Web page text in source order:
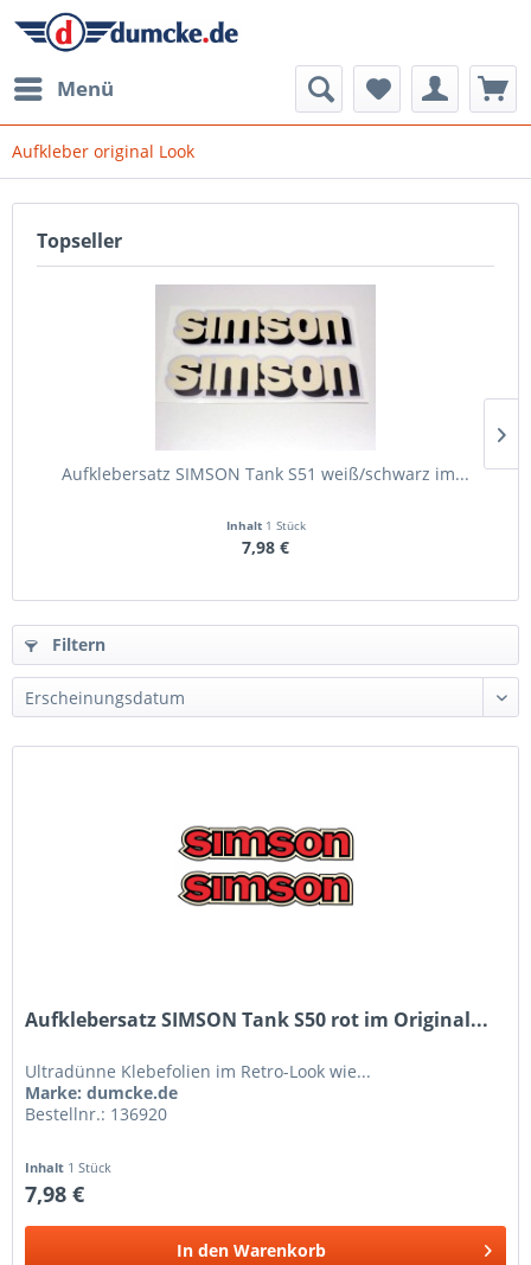
Menü
Aufkleber original Look
Topseller
Aufklebersatz SIMSON Tank S51 weiß/schwarz im...
Inhalt 1 Stück
7,98 €
Filtern
Aufklebersatz SIMSON Tank S50 rot im Original...
Ultradünne Klebefolien im Retro-Look wie...
Marke: dumcke.de
Bestellnr.: 136920
Inhalt 1 Stück
7,98 €
In den Warenkorb